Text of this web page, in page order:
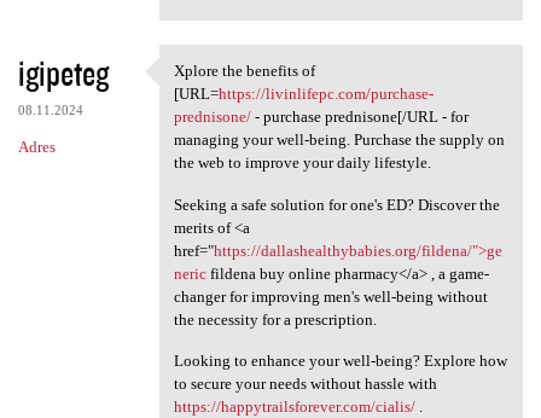
igipeteg
08.11.2024
Adres
Xplore the benefits of [URL
Xplore the benefits of
[URL=https://livinlifepc.com/purchase-
prednisone/- purchase prednisone[/URL - for
managing your well-being. Purchase the supply on
the web to improve your daily lifestyle.
Seeking a safe solution for one's ED? Discover the
merits of <a
href="https://dallashealthybabies.org/fildena/">ge
nericfildena buy online pharmacy</a> , a game-
changer for improving men's well-being without
the necessity for a prescription.
Looking to enhance your well-being? Explore how
to secure your needs without hassle with
https://happytrailsforever.com/cialis/.